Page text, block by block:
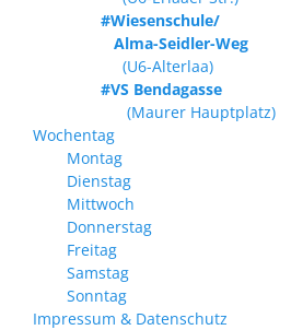
#Wiesenschule/
Alma-Seidler-Weg
(U6-Alterlaa)
#VS Bendagasse
(Maurer Hauptplatz)
Wochentag
Montag
Dienstag
Mittwoch
Donnerstag
Freitag
Samstag
Sonntag
Impressum & Datenschutz